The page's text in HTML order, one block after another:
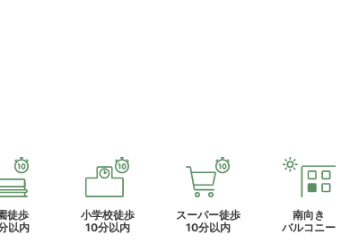
徒歩
以内
小学校徒歩
10分以内
スーパー徒歩
10分以内
南向き
バルコニー